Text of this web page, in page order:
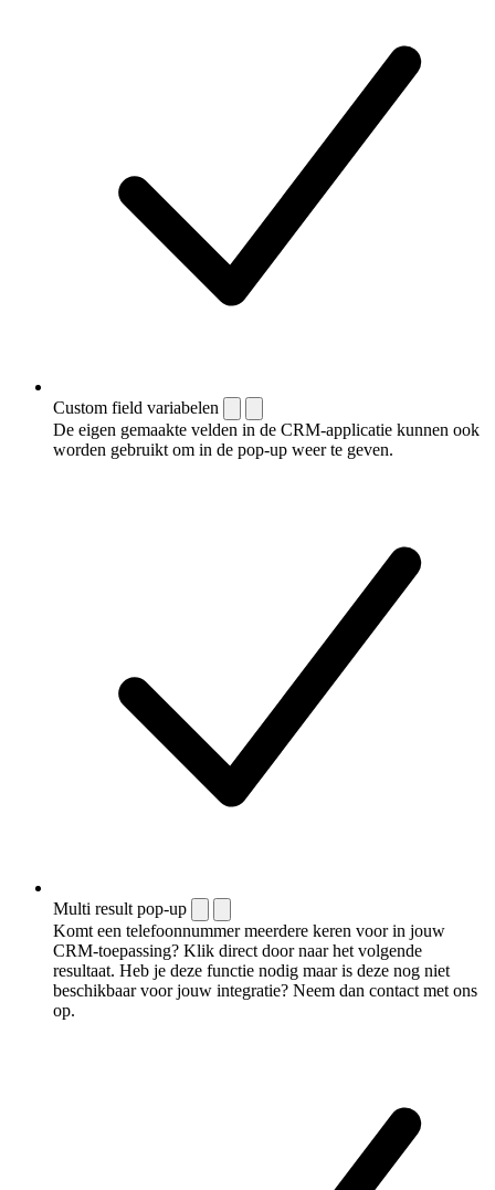
Custom field variabelen
De eigen gemaakte velden in de CRM-applicatie kunnen ook
worden gebruikt om in de pop-up weer te geven.
Multi result pop-up
Komt een telefoonnummer meerdere keren voor in jouw
CRM-toepassing? Klik direct door naar het volgende
resultaat. Heb je deze functie nodig maar is deze nog niet
beschikbaar voor jouw integratie? Neem dan contact met ons
op.